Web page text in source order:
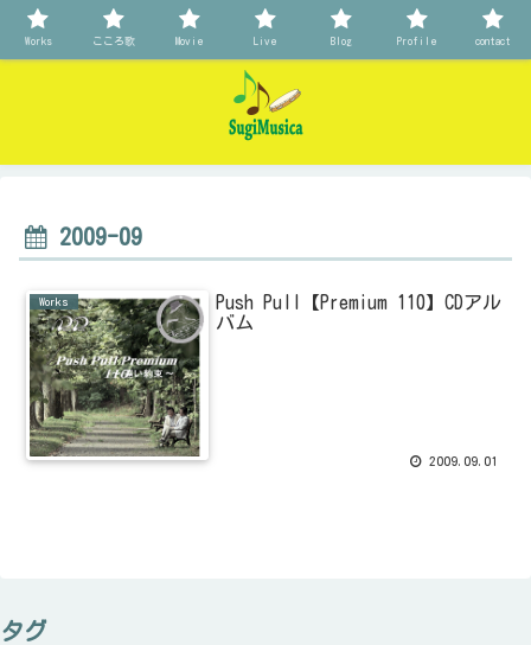
2009-09
Works
Push Pull【Premium 110】CDアル
バム
2009.09.01
タグ
Works こころ歌 Movie Live Blog Profile contact